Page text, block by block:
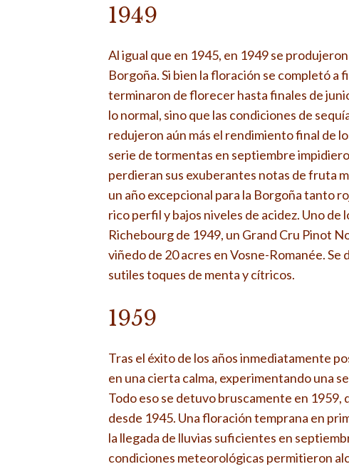
1949
Al igual que en 1945, en 1949 se
Borgoña. Si bien la floración se completó a
terminaron de florecer hasta finales de
lo normal, sino que las condiciones de
redujeron aún más el rendimiento final de
serie de tormentas en septiembre
perdieran sus exuberantes notas de fruta
un año excepcional para la Borgoña tanto
rico perfil y bajos niveles de acidez. Uno de
Richebourg de 1949, un Grand Cru Pinot
viñedo de 20 acres en Vosne-Romanée.
sutiles toques de menta y cítricos.
1959
Tras el éxito de los años inmediatamente
en una cierta calma, experimentando una
Todo eso se detuvo bruscamente en 1959,
desde 1945. Una floración temprana en
la llegada de lluvias suficientes en
condiciones meteorológicas permitieron